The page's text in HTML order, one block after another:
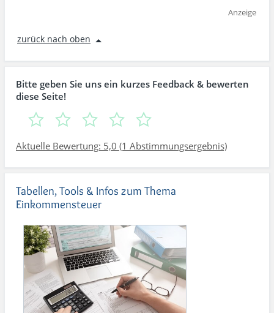
Anzeige
zurück nach oben
Bitte geben Sie uns ein kurzes Feedback & bewerten
diese Seite!
Aktuelle Bewertung: 5,0 (1 Abstimmungsergebnis)
Tabellen, Tools & Infos zum Thema
Einkommensteuer